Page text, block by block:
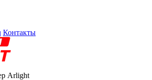
Контакты
Arlight